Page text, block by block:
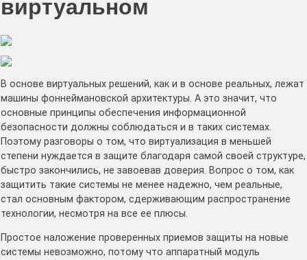
виртуальном
В основе виртуальных решений, как и в основе реальных, лежат
машины фоннеймановской архитектуры. А это значит, что
основные принципы обеспечения информационной
безопасности должны соблюдаться и в таких системах.
Поэтому разговоры о том, что виртуализация в меньшей
степени нуждается в защите благодаря самой своей структуре,
быстро закончились, не завоевав доверия. Вопрос о том, как
защитить такие системы не менее надежно, чем реальные,
стал основным фактором, сдерживающим распространение
технологии, несмотря на все ее плюсы.
Простое наложение проверенных приемов защиты на новые
системы невозможно, потому что аппаратный модуль